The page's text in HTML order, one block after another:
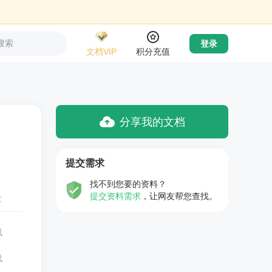
索
文档VIP
积分充值
登录
分享我的文档
提交需求
找不到您要的资料？
提交资料需求 ，让网友帮您查找。